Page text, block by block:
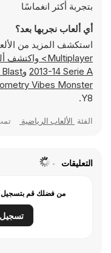
بتجربة أكثر انغماسًا
أي ألعاب نجربها بعد؟
استكشف المزيد من
Multiplayer> واكتشف ألعابًا شهيرة مثل
2013-14 Serie A و
Vibes Monster
Y8.
الفئة الألعاب الرياضية
التعليقات
من فضلك قم بتسجيل
تسجيل